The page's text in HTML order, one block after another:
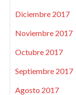
Diciembre 2017
Noviembre 2017
Octubre 2017
Septiembre 2017
Agosto 2017